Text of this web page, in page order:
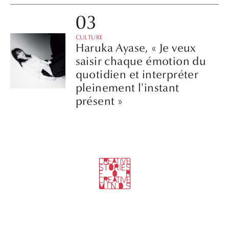
CULTURE
Haruka Ayase, « Je veux
saisir chaque émotion du
quotidien et interpréter
pleinement l'instant
présent »